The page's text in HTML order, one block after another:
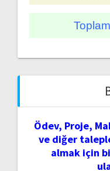
Ödev, Proje,
ve diğer
almak için